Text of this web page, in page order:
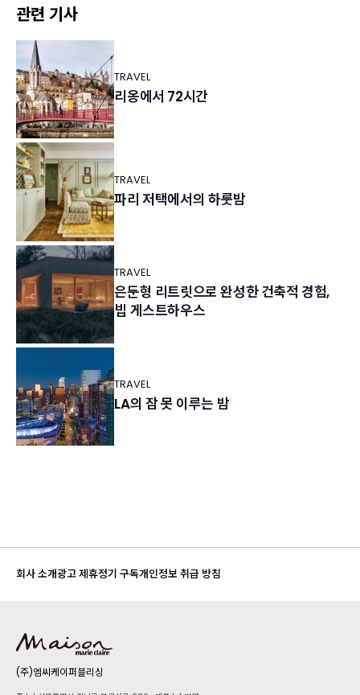
관련 기사
TRAVEL
리옹에서 72시간
TRAVEL
파리 저택에서의 하룻밤
TRAVEL
은둔형 리트릿으로 완성한 건축적 경험,
빕 게스트하우스
TRAVEL
LA의 잠 못 이루는 밤
회사 소개광고 제휴정기 구독개인정보 취급 방침
(주)엠씨케이퍼블리싱